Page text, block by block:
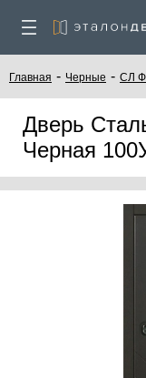
Главная - Черные - СЛ
Дверь
Черная